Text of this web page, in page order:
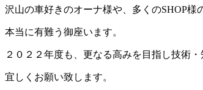
沢山の車好きのオーナ様や、多くのSHOP
本当に有難う御座います。
２０２２年度も、更なる高みを目指し技術
宜しくお願い致します。